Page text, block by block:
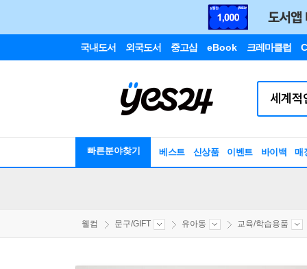
국내도서 외국도서 중고샵 eBook 크레마클럽
빠른분야찾기 베스트 신상품 이벤트 바이백 매
웰컴 문구/GIFT 유아동 교육/학습용품